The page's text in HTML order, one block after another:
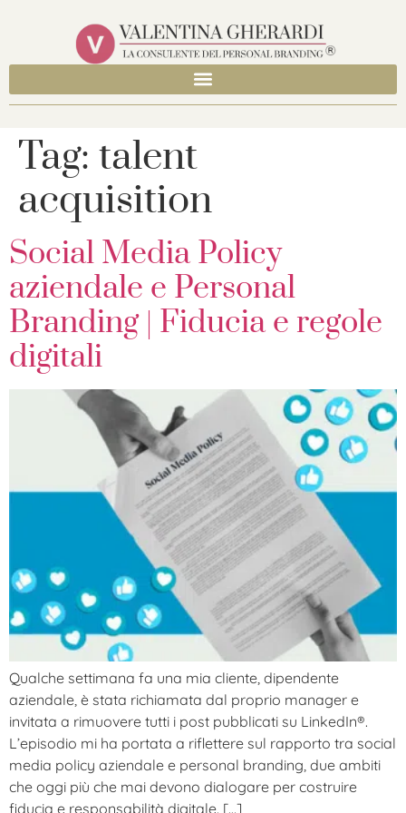
Tag: talent
acquisition
Social Media Policy
aziendale e Personal
Branding | Fiducia e regole
digitali
Qualche settimana fa una mia cliente, dipendente
aziendale, è stata richiamata dal proprio manager e
invitata a rimuovere tutti i post pubblicati su LinkedIn®.
L’episodio mi ha portata a riflettere sul rapporto tra social
media policy aziendale e personal branding, due ambiti
che oggi più che mai devono dialogare per costruire
fiducia e responsabilità digitale. […]